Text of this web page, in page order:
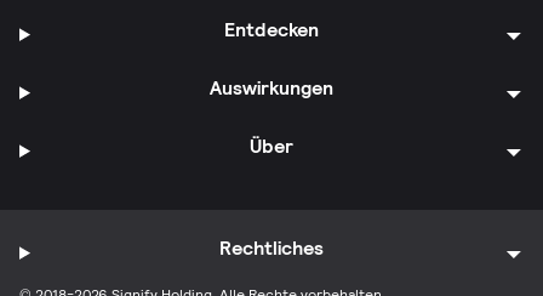
Entdecken
Auswirkungen
Über
Rechtliches